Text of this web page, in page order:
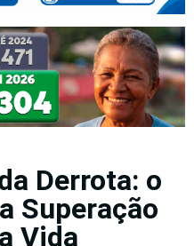
Derrota: o
Superação
Vida